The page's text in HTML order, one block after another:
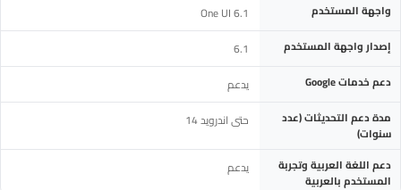
واجهة المستخدم One UI 6.1
إصدار واجهة المستخدم 6.1
دعم خدمات Google يدعم
مدة دعم التحديثات (عدد
سنوات)
حتى اندرويد 14
دعم اللغة العربية وتجربة
المستخدم بالعربية
يدعم